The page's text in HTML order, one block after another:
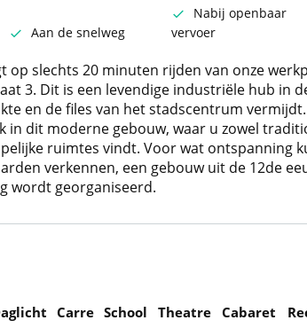
Aan de snelweg
Nabij openbaar
vervoer
op slechts 20 minuten rijden van onze
3. Dit is een levendige industriële hub in
en de files van het stadscentrum
in dit moderne gebouw, waar u zowel
ruimtes vindt. Voor wat ontspanning
verkennen, een gebouw uit de 12de
wordt georganiseerd.
Carre School Theatre Cabaret